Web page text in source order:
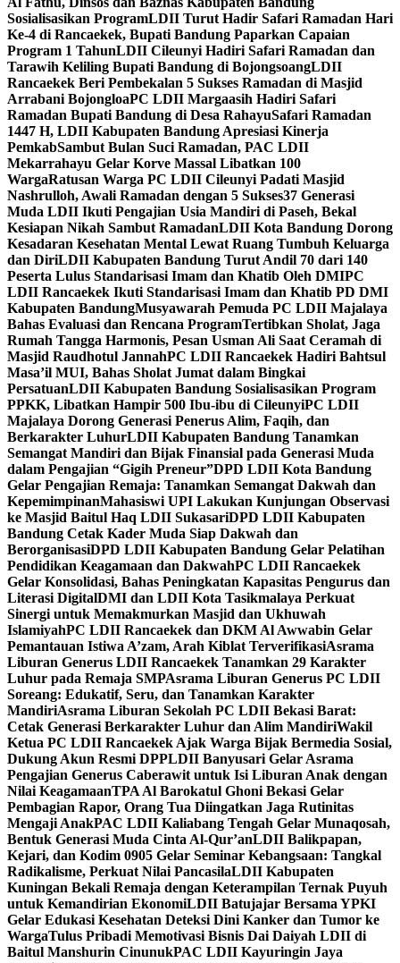
Sosialisasikan ProgramLDII Turut Hadir Safari Ramadan Hari
Ke-4 di Rancaekek, Bupati Bandung Paparkan Capaian
Program 1 TahunLDII Cileunyi Hadiri Safari Ramadan dan
Tarawih Keliling Bupati Bandung di BojongsoangLDII
Rancaekek Beri Pembekalan 5 Sukses Ramadan di Masjid
Arrabani BojongloaPC LDII Margaasih Hadiri Safari
Ramadan Bupati Bandung di Desa RahayuSafari Ramadan
1447 H, LDII Kabupaten Bandung Apresiasi Kinerja
PemkabSambut Bulan Suci Ramadan, PAC LDII
Mekarrahayu Gelar Korve Massal Libatkan 100
WargaRatusan Warga PC LDII Cileunyi Padati Masjid
Nashrulloh, Awali Ramadan dengan 5 Sukses37 Generasi
Muda LDII Ikuti Pengajian Usia Mandiri di Paseh, Bekal
Kesiapan Nikah Sambut RamadanLDII Kota Bandung Dorong
Kesadaran Kesehatan Mental Lewat Ruang Tumbuh Keluarga
dan DiriLDII Kabupaten Bandung Turut Andil 70 dari 140
Peserta Lulus Standarisasi Imam dan Khatib Oleh DMIPC
LDII Rancaekek Ikuti Standarisasi Imam dan Khatib PD DMI
Kabupaten BandungMusyawarah Pemuda PC LDII Majalaya
Bahas Evaluasi dan Rencana ProgramTertibkan Sholat, Jaga
Rumah Tangga Harmonis, Pesan Usman Ali Saat Ceramah di
Masjid Raudhotul JannahPC LDII Rancaekek Hadiri Bahtsul
Masa’il MUI, Bahas Sholat Jumat dalam Bingkai
PersatuanLDII Kabupaten Bandung Sosialisasikan Program
PPKK, Libatkan Hampir 500 Ibu-ibu di CileunyiPC LDII
Majalaya Dorong Generasi Penerus Alim, Faqih, dan
Berkarakter LuhurLDII Kabupaten Bandung Tanamkan
Semangat Mandiri dan Bijak Finansial pada Generasi Muda
dalam Pengajian “Gigih Preneur”DPD LDII Kota Bandung
Gelar Pengajian Remaja: Tanamkan Semangat Dakwah dan
KepemimpinanMahasiswi UPI Lakukan Kunjungan Observasi
ke Masjid Baitul Haq LDII SukasariDPD LDII Kabupaten
Bandung Cetak Kader Muda Siap Dakwah dan
BerorganisasiDPD LDII Kabupaten Bandung Gelar Pelatihan
Pendidikan Keagamaan dan DakwahPC LDII Rancaekek
Gelar Konsolidasi, Bahas Peningkatan Kapasitas Pengurus dan
Literasi DigitalDMI dan LDII Kota Tasikmalaya Perkuat
Sinergi untuk Memakmurkan Masjid dan Ukhuwah
IslamiyahPC LDII Rancaekek dan DKM Al Awwabin Gelar
Pemantauan Istiwa A’zam, Arah Kiblat TerverifikasiAsrama
Liburan Generus LDII Rancaekek Tanamkan 29 Karakter
Luhur pada Remaja SMPAsrama Liburan Generus PC LDII
Soreang: Edukatif, Seru, dan Tanamkan Karakter
MandiriAsrama Liburan Sekolah PC LDII Bekasi Barat:
Cetak Generasi Berkarakter Luhur dan Alim MandiriWakil
Ketua PC LDII Rancaekek Ajak Warga Bijak Bermedia Sosial,
Dukung Akun Resmi DPPLDII Banyusari Gelar Asrama
Pengajian Generus Caberawit untuk Isi Liburan Anak dengan
Nilai KeagamaanTPA Al Barokatul Ghoni Bekasi Gelar
Pembagian Rapor, Orang Tua Diingatkan Jaga Rutinitas
Mengaji AnakPAC LDII Kaliabang Tengah Gelar Munaqosah,
Bentuk Generasi Muda Cinta Al-Qur’anLDII Balikpapan,
Kejari, dan Kodim 0905 Gelar Seminar Kebangsaan: Tangkal
Radikalisme, Perkuat Nilai PancasilaLDII Kabupaten
Kuningan Bekali Remaja dengan Keterampilan Ternak Puyuh
untuk Kemandirian EkonomiLDII Batujajar Bersama YPKI
Gelar Edukasi Kesehatan Deteksi Dini Kanker dan Tumor ke
WargaTulus Pribadi Memotivasi Bisnis Dai Daiyah LDII di
Baitul Manshurin CinunukPAC LDII Kayuringin Jaya